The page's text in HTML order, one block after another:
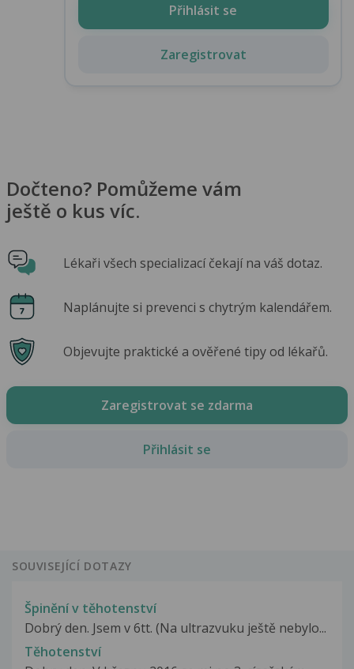
Přihlásit se
Zaregistrovat
Dočteno? Pomůžeme vám
ještě o kus víc.
Lékaři všech specializací čekají na váš dotaz.
Naplánujte si prevenci s chytrým kalendářem.
Objevujte praktické a ověřené tipy od lékařů.
Zaregistrovat se zdarma
Přihlásit se
SOUVISEJÍCÍ DOTAZY
Špinění v těhotenství
Dobrý den. Jsem v 6tt. (Na ultrazvuku ještě nebylo...
Těhotenství